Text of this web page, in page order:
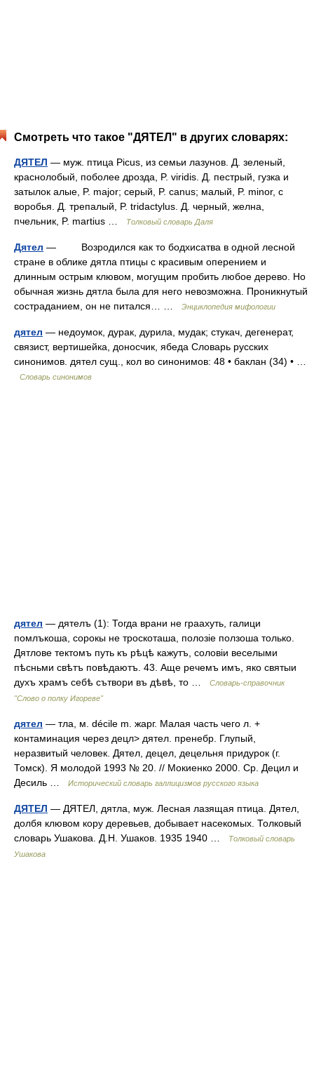
Смотреть что такое "ДЯТЕЛ" в других словарях:
ДЯТЕЛ — муж. птица Picus, из семьи лазунов. Д. зеленый,
краснолобый, поболее дрозда, P. viridis. Д. пестрый, гузка и
затылок алые, P. major; серый, P. canus; малый, P. minor, с
воробья. Д. трепалый, P. tridactylus. Д. черный, желна,
пчельник, P. martius …
Толковый словарь Даля
Дятел — Возродился как то бодхисатва в одной лесной
стране в облике дятла птицы с красивым оперением и
длинным острым клювом, могущим пробить любое дерево. Но
обычная жизнь дятла была для него невозможна. Проникнутый
состраданием, он не питался… …
Энциклопедия мифологии
дятел — недоумок, дурак, дурила, мудак; стукач, дегенерат,
связист, вертишейка, доносчик, ябеда Словарь русских
синонимов. дятел сущ., кол во синонимов: 48 • баклан (34) • …
Словарь синонимов
дятел — дятелъ (1): Тогда врани не граахуть, галици
помлъкоша, сорокы не троскоташа, полозіе ползоша только.
Дятлове тектомъ путь къ рѣцѣ кажутъ, соловіи веселыми
пѣсньми свѣтъ повѣдаютъ. 43. Аще речемъ имъ, яко святыи
духъ храмъ себѣ сътвори въ дѣвѣ, то …
Словарь-справочник
"Слово о полку Игореве"
дятел — тла, м. décile m. жарг. Малая часть чего л. +
контаминация через децл> дятел. пренебр. Глупый,
неразвитый человек. Дятел, децел, децельня придурок (г.
Томск). Я молодой 1993 № 20. // Мокиенко 2000. Ср. Децил и
Десиль …
Исторический словарь галлицизмов русского языка
ДЯТЕЛ — ДЯТЕЛ, дятла, муж. Лесная лазящая птица. Дятел,
долбя клювом кору деревьев, добывает насекомых. Толковый
словарь Ушакова. Д.Н. Ушаков. 1935 1940 …
Толковый словарь
Ушакова